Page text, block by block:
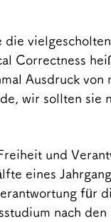
die
Correctness
Ausdruck
wir sollten sie
und
eines
für
nach